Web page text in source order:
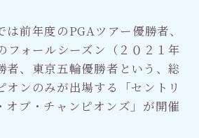
前年度のPGAツアー優勝者、
フォールシーズン（２０２１年
者、東京五輪優勝者という、総
オンのみが出場する「セントリ
オブ・チャンピオンズ」が開催